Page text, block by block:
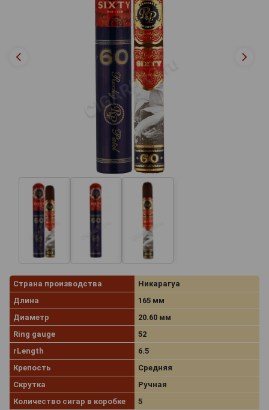
Страна производства
Никарагуа
Длина
165 мм
Диаметр
20.60 мм
Ring gauge
52
rLength
6.5
Крепость
Средняя
Скрутка
Ручная
Количество сигар в коробке
5